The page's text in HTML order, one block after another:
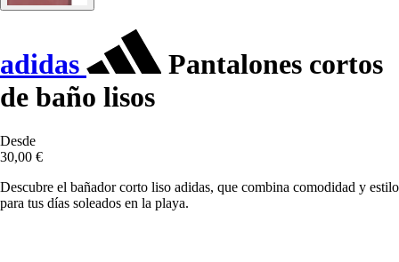
adidas
Pantalones cortos
de baño lisos
Desde
30,00 €
Descubre el bañador corto liso adidas, que combina comodidad y estilo
para tus días soleados en la playa.